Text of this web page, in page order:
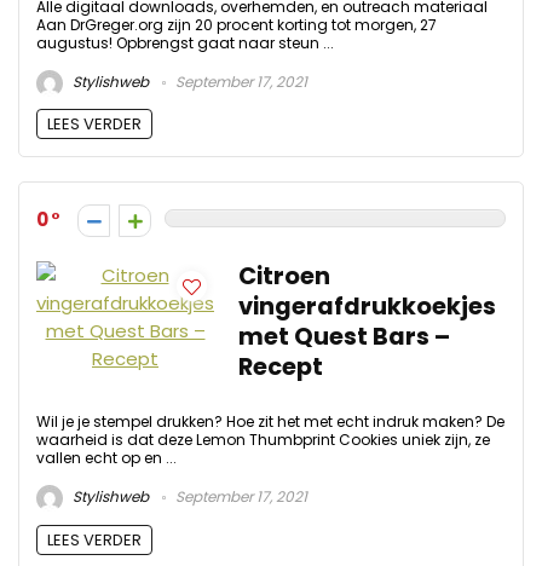
Alle digitaal downloads, overhemden, en outreach materiaal
Aan DrGreger.org zijn 20 procent korting tot morgen, 27
augustus! Opbrengst gaat naar steun ...
Stylishweb
September 17, 2021
LEES VERDER
0
Citroen
vingerafdrukkoekjes
met Quest Bars –
Recept
Wil je je stempel drukken? Hoe zit het met echt indruk maken? De
waarheid is dat deze Lemon Thumbprint Cookies uniek zijn, ze
vallen echt op en ...
Stylishweb
September 17, 2021
LEES VERDER